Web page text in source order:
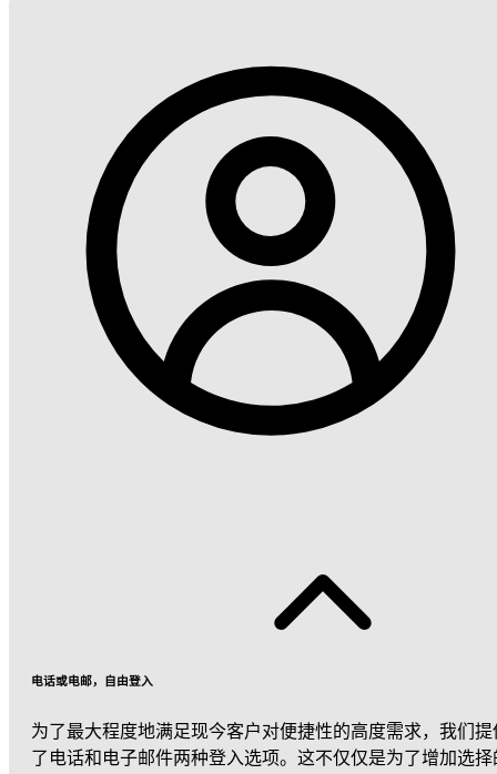
电话或电邮，自由登入
为了最大程度地满足现今客户对便捷性的高度需求，我们提
了电话和电子邮件两种登入选项。这不仅仅是为了增加选择